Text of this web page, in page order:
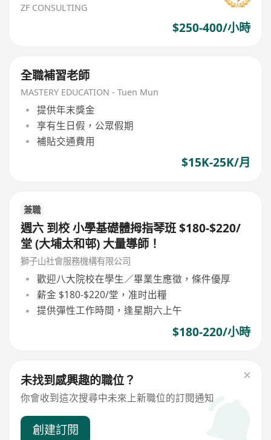
ZF CONSULTING
$250-400/小時
全職補習老師
MASTERY EDUCATION - Tuen Mun
提供年末獎金
享有生日假，公眾假期
補貼交通費用
$15K-25K/月
兼職
週六 到校 小學基礎體拇指琴班 $180-$220/
堂 (大埔太和邨) 大量導師！
獅子山社會服務機構有限公司
歡迎八大院校在學生／畢業生應徵，條件優厚
薪金 $180-$220/堂，准时出糧
提供彈性工作時間，逢星期六上午
$180-220/小時
未找到感興趣的職位？
你會收到這次搜尋中未來上新職位的訂閱通知
創建訂閱